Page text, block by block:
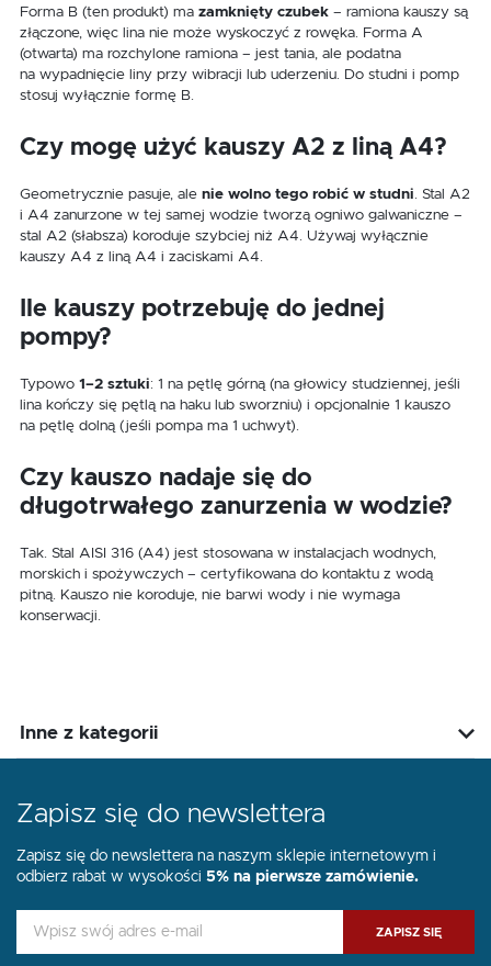
Forma B (ten produkt) ma zamknięty czubek – ramiona kauszy są
złączone, więc lina nie może wyskoczyć z rowęka. Forma A
(otwarta) ma rozchylone ramiona – jest tania, ale podatna
na wypadnięcie liny przy wibracji lub uderzeniu. Do studni i pomp
stosuj wyłącznie formę B.
Czy mogę użyć kauszy A2 z liną A4?
Geometrycznie pasuje, ale nie wolno tego robić w studni. Stal A2
i A4 zanurzone w tej samej wodzie tworzą ogniwo galwaniczne –
stal A2 (słabsza) koroduje szybciej niż A4. Używaj wyłącznie
kauszy A4 z liną A4 i zaciskami A4.
Ile kauszy potrzebuję do jednej
pompy?
Typowo 1–2 sztuki: 1 na pętlę górną (na głowicy studziennej, jeśli
lina kończy się pętlą na haku lub sworzniu) i opcjonalnie 1 kauszo
na pętlę dolną (jeśli pompa ma 1 uchwyt).
Czy kauszo nadaje się do
długotrwałego zanurzenia w wodzie?
Tak. Stal AISI 316 (A4) jest stosowana w instalacjach wodnych,
morskich i spożywczych – certyfikowana do kontaktu z wodą
pitną. Kauszo nie koroduje, nie barwi wody i nie wymaga
konserwacji.
Inne z kategorii
Zapisz się do newslettera
Zapisz się do newslettera na naszym sklepie internetowym i
odbierz rabat w wysokości 5% na pierwsze zamówienie.
ZAPISZ SIĘ